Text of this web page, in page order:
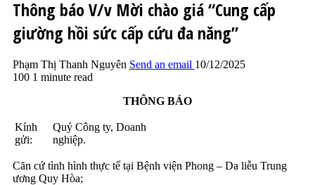
Thông báo V/v Mời chào giá “Cung cấp
giường hồi sức cấp cứu đa năng”
Phạm Thị Thanh Nguyên Send an email 10/12/2025
100 1 minute read
THÔNG BÁO
Kính
gửi:
Quý Công ty, Doanh
nghiệp.
Căn cứ tình hình thực tế tại Bệnh viện Phong – Da liễu Trung
ương Quy Hòa;